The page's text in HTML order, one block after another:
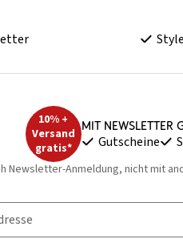
10% +
Versand
gratis*
Mit Newsletter
Gutscheine
Newsletter-Anmeldung, nicht mit